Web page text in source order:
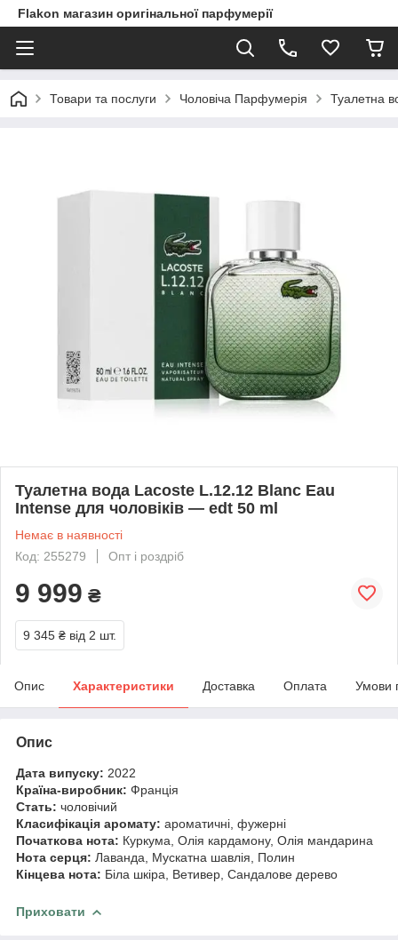
Flakon магазин оригінальної парфумерії
Товари та послуги Чоловіча Парфумерія Туалетна
Туалетна вода Lacoste L.12.12 Blanc Eau
Intense для чоловіків — edt 50 ml
Немає в наявності
Код: 255279
Опт і роздріб
9 999 ₴
9 345 ₴ від 2 шт.
Опис Характеристики Доставка Оплата Умови
Опис
Дата випуску: 2022
Країна-виробник: Франція
Стать: чоловічий
Класифікація аромату: ароматичні, фужерні
Початкова нота: Куркума, Олія кардамону, Олія мандарина
Нота серця: Лаванда, Мускатна шавлія, Полин
Кінцева нота: Біла шкіра, Ветивер, Сандалове дерево
Приховати